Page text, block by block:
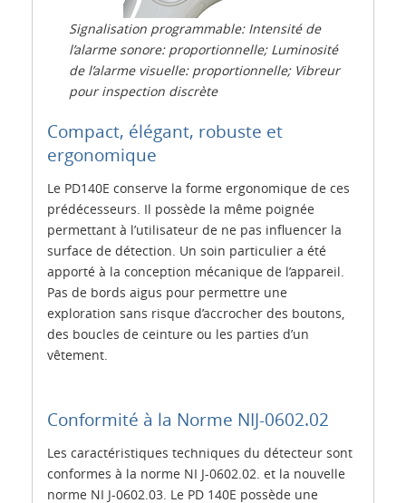
Signalisation programmable: Intensité de
l’alarme sonore: proportionnelle; Luminosité
de l’alarme visuelle: proportionnelle; Vibreur
pour inspection discrète
Compact, élégant, robuste et
ergonomique
Le PD140E conserve la forme ergonomique de ces
prédécesseurs. Il possède la même poignée
permettant à l’utilisateur de ne pas influencer la
surface de détection. Un soin particulier a été
apporté à la conception mécanique de l’appareil.
Pas de bords aigus pour permettre une
exploration sans risque d’accrocher des boutons,
des boucles de ceinture ou les parties d’un
vêtement.
Conformité à la Norme NIJ-0602.02
Les caractéristiques techniques du détecteur sont
conformes à la norme NI J-0602.02. et la nouvelle
norme NI J-0602.03. Le PD 140E possède une